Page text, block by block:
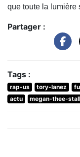
que toute la lumière
Partager :
Tags :
rap-us tory-lanez
actu
megan-thee-